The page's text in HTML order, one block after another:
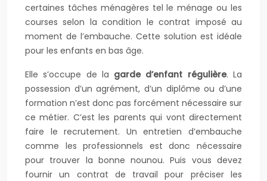
certaines tâches ménagères tel le ménage ou les
courses selon la condition le contrat imposé au
moment de l’embauche. Cette solution est idéale
pour les enfants en bas âge.
Elle s’occupe de la garde d’enfant régulière. La
possession d’un agrément, d’un diplôme ou d’une
formation n’est donc pas forcément nécessaire sur
ce métier. C’est les parents qui vont directement
faire le recrutement. Un entretien d’embauche
comme les professionnels est donc nécessaire
pour trouver la bonne nounou. Puis vous devez
fournir un contrat de travail pour préciser les